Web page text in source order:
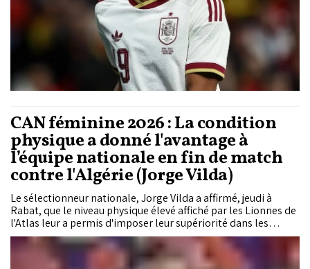
CAN féminine 2026 : La condition
physique a donné l'avantage à
l’équipe nationale en fin de match
contre l'Algérie (Jorge Vilda)
Le sélectionneur nationale, Jorge Vilda a affirmé, jeudi à
Rabat, que le niveau physique élevé affiché par les Lionnes de
l'Atlas leur a permis d'imposer leur supériorité dans les
dernières minutes du match remporté par 1 à 0 contre
l'Algérie, pour le compte de la 2e journée du Groupe A de la
Coupe d'Afrique des Nations féminine (Maroc 2026).